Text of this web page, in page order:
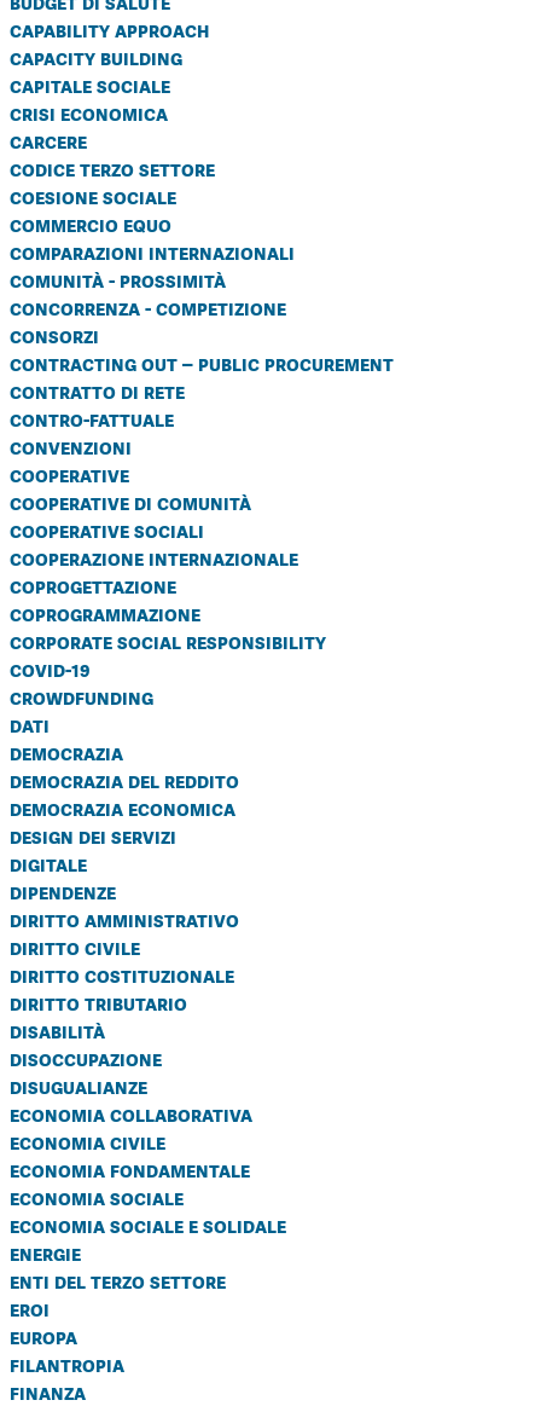
capability approach
capacity building
capitale sociale
crisi economica
carcere
codice terzo settore
coesione sociale
commercio equo
comparazioni internazionali
comunità - prossimità
concorrenza - competizione
consorzi
contracting out – public procurement
contratto di rete
contro-fattuale
convenzioni
cooperative
cooperative di comunità
cooperative sociali
cooperazione internazionale
coprogettazione
coprogrammazione
corporate social responsibility
covid-19
crowdfunding
dati
democrazia
democrazia del reddito
democrazia economica
design dei servizi
digitale
dipendenze
diritto amministrativo
diritto civile
diritto costituzionale
diritto tributario
disabilità
disoccupazione
disugualianze
economia collaborativa
economia civile
economia fondamentale
economia sociale
economia sociale e solidale
energie
enti del terzo settore
eroi
europa
filantropia
finanza